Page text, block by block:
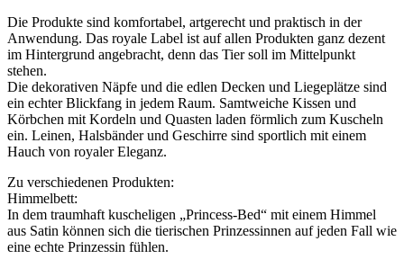
Die Produkte sind komfortabel, artgerecht und praktisch in der
Anwendung. Das royale Label ist auf allen Produkten ganz dezent
im Hintergrund angebracht, denn das Tier soll im Mittelpunkt
stehen.
Die dekorativen Näpfe und die edlen Decken und Liegeplätze sind
ein echter Blickfang in jedem Raum. Samtweiche Kissen und
Körbchen mit Kordeln und Quasten laden förmlich zum Kuscheln
ein. Leinen, Halsbänder und Geschirre sind sportlich mit einem
Hauch von royaler Eleganz.
Zu verschiedenen Produkten:
Himmelbett:
In dem traumhaft kuscheligen „Princess-Bed“ mit einem Himmel
aus Satin können sich die tierischen Prinzessinnen auf jeden Fall wie
eine echte Prinzessin fühlen.